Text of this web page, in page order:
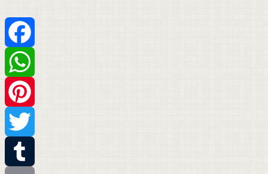
Facebook
WhatsApp
Pinterest
Twitter